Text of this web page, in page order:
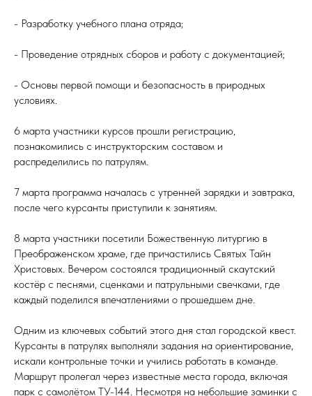
- Разработку учебного плана отряда;
- Проведение отрядных сборов и работу с документацией;
- Основы первой помощи и безопасность в природных
условиях.
6 марта участники курсов прошли регистрацию,
познакомились с инструкторским составом и
распределились по патрулям.
7 марта программа началась с утренней зарядки и завтрака,
после чего курсанты приступили к занятиям.
8 марта участники посетили Божественную литургию в
Преображенском храме, где причастились Святых Тайн
Христовых. Вечером состоялся традиционный скаутский
костёр с песнями, сценками и патрульными свечками, где
каждый поделился впечатлениями о прошедшем дне.
Одним из ключевых событий этого дня стал городской квест.
Курсанты в патрулях выполняли задания на ориентирование,
искали контрольные точки и учились работать в команде.
Маршрут пролегал через известные места города, включая
парк с самолётом ТУ-144. Несмотря на небольшие заминки с